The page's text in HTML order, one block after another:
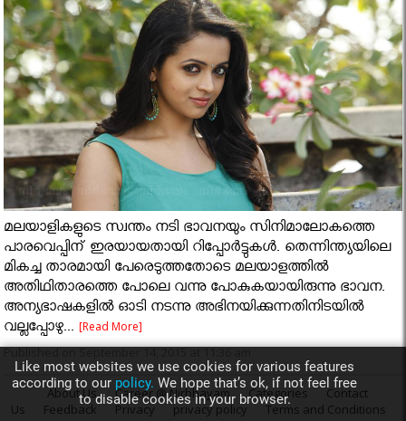
മലയാളികളുടെ സ്വന്തം നടി ഭാവനയും സിനിമാലോകത്തെ
പാരവെപ്പിന് ഇരയായതായി റിപ്പോര്‍ട്ടുകള്‍. തെന്നിന്ത്യയിലെ
മികച്ച താരമായി പേരെടുത്തതോടെ മലയാളത്തില്‍
അതിഥിതാരത്തെ പോലെ വന്നു പോകുകയായിരുന്നു ഭാവന.
അന്യഭാഷകളില്‍ ഓടി നടന്നു അഭിനയിക്കുന്നതിനിടയില്‍
വല്ലപ്പോഴു...[Read More]
About Us Career @ Nirbhayam Categories
Contact
Us
Feedback Privacy privacy policy Terms and Conditions
Like most websites we use cookies for various features
according to our policy. We hope that’s ok, if not feel free
to disable cookies in your browser.